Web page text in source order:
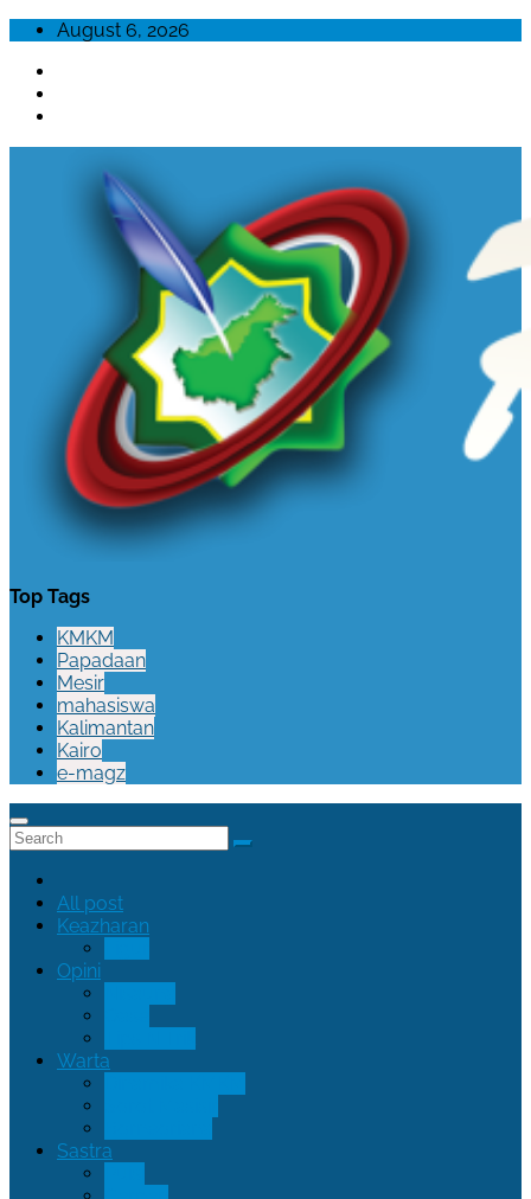
Skip
content
August 6, 2026
Top Tags
KMKM
Papadaan
Mesir
mahasiswa
Kalimantan
Kairo
e-magz
All post
Keazharan
Opini
Warta
Sastra